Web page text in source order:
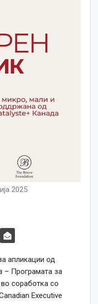
2025
апликации од
– Програмата за
соработка со
Executive